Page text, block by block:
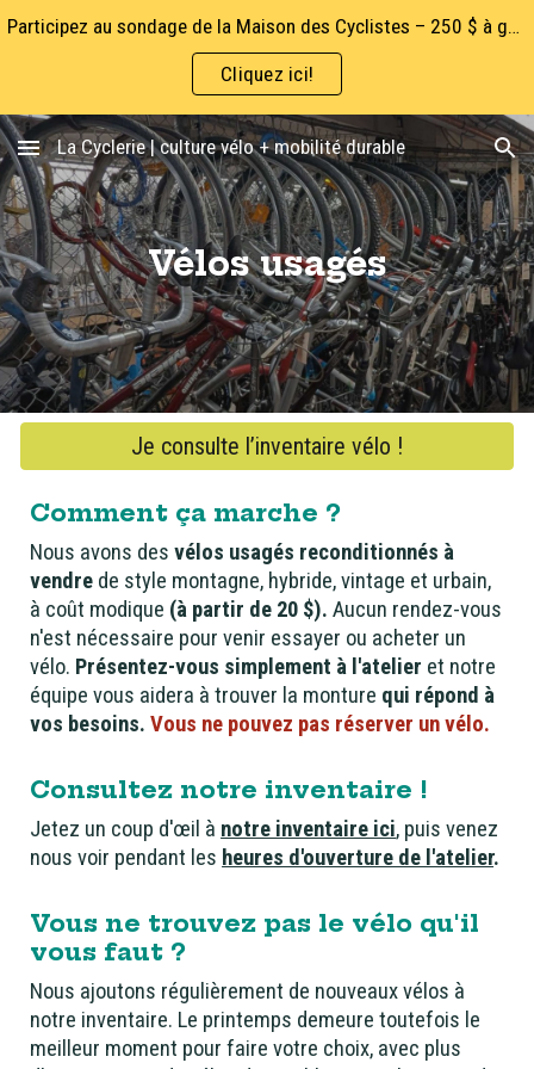
Skip to main content Skip to navigation
Participez au sondage de la Maison des Cyclistes – 250 $ à gagner!
Cliquez ici!
La Cyclerie | culture vélo + mobilité durable
Vélos usagés
Je consulte l’inventaire vélo !
Comment ça marche ?
Nous avons des vélos usagés reconditionnés à
vendre de style montagne, hybride, vintage et urbain,
à coût modique (à partir de 20 $). Aucun rendez-vous
n'est nécessaire pour venir essayer ou acheter un
vélo. Présentez-vous simplement à l'atelier et notre
équipe vous aidera à trouver la monture qui répond à
vos besoins. Vous ne pouvez pas réserver un vélo.
Consultez notre inventaire !
Jetez un coup d'œil à notre inventaire ici, puis venez
nous voir pendant les heures d'ouverture de l'atelier.
Vous ne trouvez pas le vélo qu'il
vous faut ?
Nous ajoutons régulièrement de nouveaux vélos à
notre inventaire. Le printemps demeure toutefois le
meilleur moment pour faire votre choix, avec plus